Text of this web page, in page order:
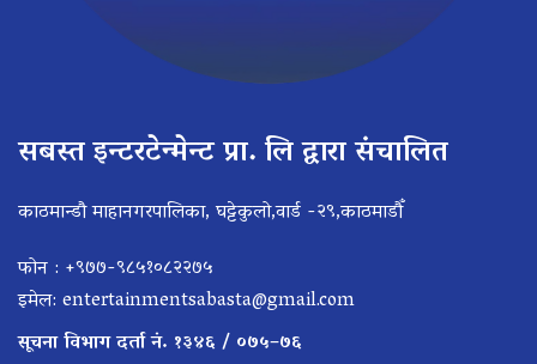
सबस्त इन्टरटेन्मेन्ट प्रा. लि द्वारा संचालित
काठमान्डौ माहानगरपालिका, घट्टेकुलो,वार्ड -२९,काठमाडौँ
फोन : +९७७-९८५१०८२२७५
इमेल: entertainmentsabasta@gmail.com
सूचना विभाग दर्ता नं. १३४६ / ०७५–७६